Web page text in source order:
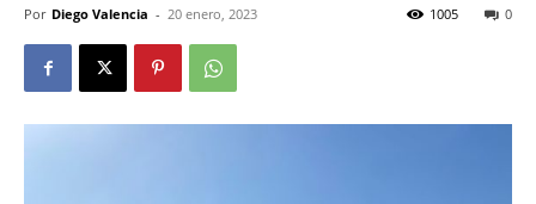
Por Diego Valencia - 20 enero, 2023 0
1005